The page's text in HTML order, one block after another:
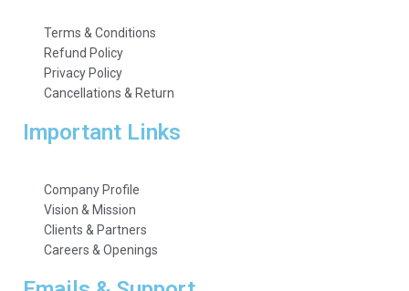
Terms & Conditions
Refund Policy
Privacy Policy
Cancellations & Return
Important Links
Company Profile
Vision & Mission
Clients & Partners
Careers & Openings